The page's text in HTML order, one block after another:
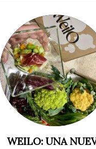
WEILO: UNA